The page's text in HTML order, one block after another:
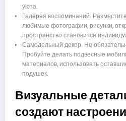
уюта.
Галерея воспоминаний.
любимые фотографии, рисунки,
пространство становится
Самодельный декор. Не
Пробуйте делать подвесные
материалов, использовать
подушек.
Визуальные
создают